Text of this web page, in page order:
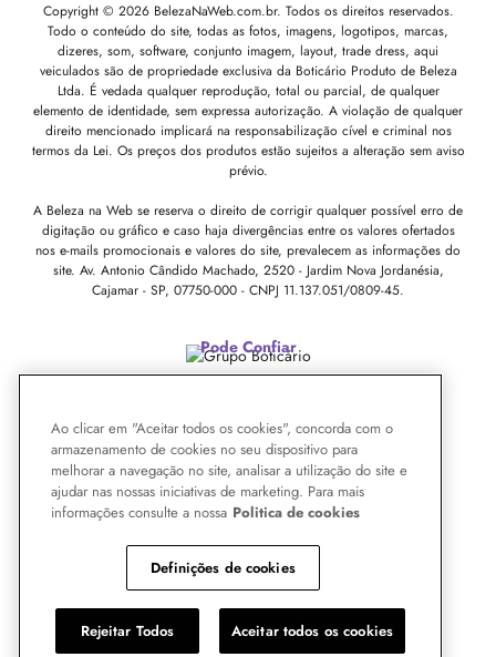
Copyright © 2026 BelezaNaWeb.com.br. Todos os direitos reservados.
Todo o conteúdo do site, todas as fotos, imagens, logotipos, marcas,
dizeres, som, software, conjunto imagem, layout, trade dress, aqui
veiculados são de propriedade exclusiva da Boticário Produto de Beleza
Ltda. É vedada qualquer reprodução, total ou parcial, de qualquer
elemento de identidade, sem expressa autorização. A violação de qualquer
direito mencionado implicará na responsabilização cível e criminal nos
termos da Lei. Os preços dos produtos estão sujeitos a alteração sem aviso
prévio.
A Beleza na Web se reserva o direito de corrigir qualquer possível erro de
digitação ou gráfico e caso haja divergências entre os valores ofertados
nos e-mails promocionais e valores do site, prevalecem as informações do
site. Av. Antonio Cândido Machado, 2520 - Jardim Nova Jordanésia,
Cajamar - SP, 07750-000 - CNPJ 11.137.051/0809-45.
Pode Confiar
Ao clicar em "Aceitar todos os cookies", concorda com o
armazenamento de cookies no seu dispositivo para
melhorar a navegação no site, analisar a utilização do site e
ajudar nas nossas iniciativas de marketing. Para mais
informações consulte a nossa Politica de cookies
Definições de cookies
Rejeitar Todos Aceitar todos os cookies